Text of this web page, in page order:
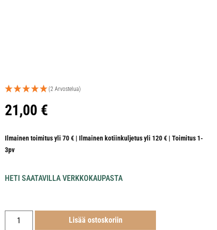
(2 Arvostelua)
21,00 €
Ilmainen toimitus yli 70 € | Ilmainen kotiinkuljetus yli 120 € | Toimitus 1-
3pv
HETI SAATAVILLA VERKKOKAUPASTA
Lisää ostoskoriin